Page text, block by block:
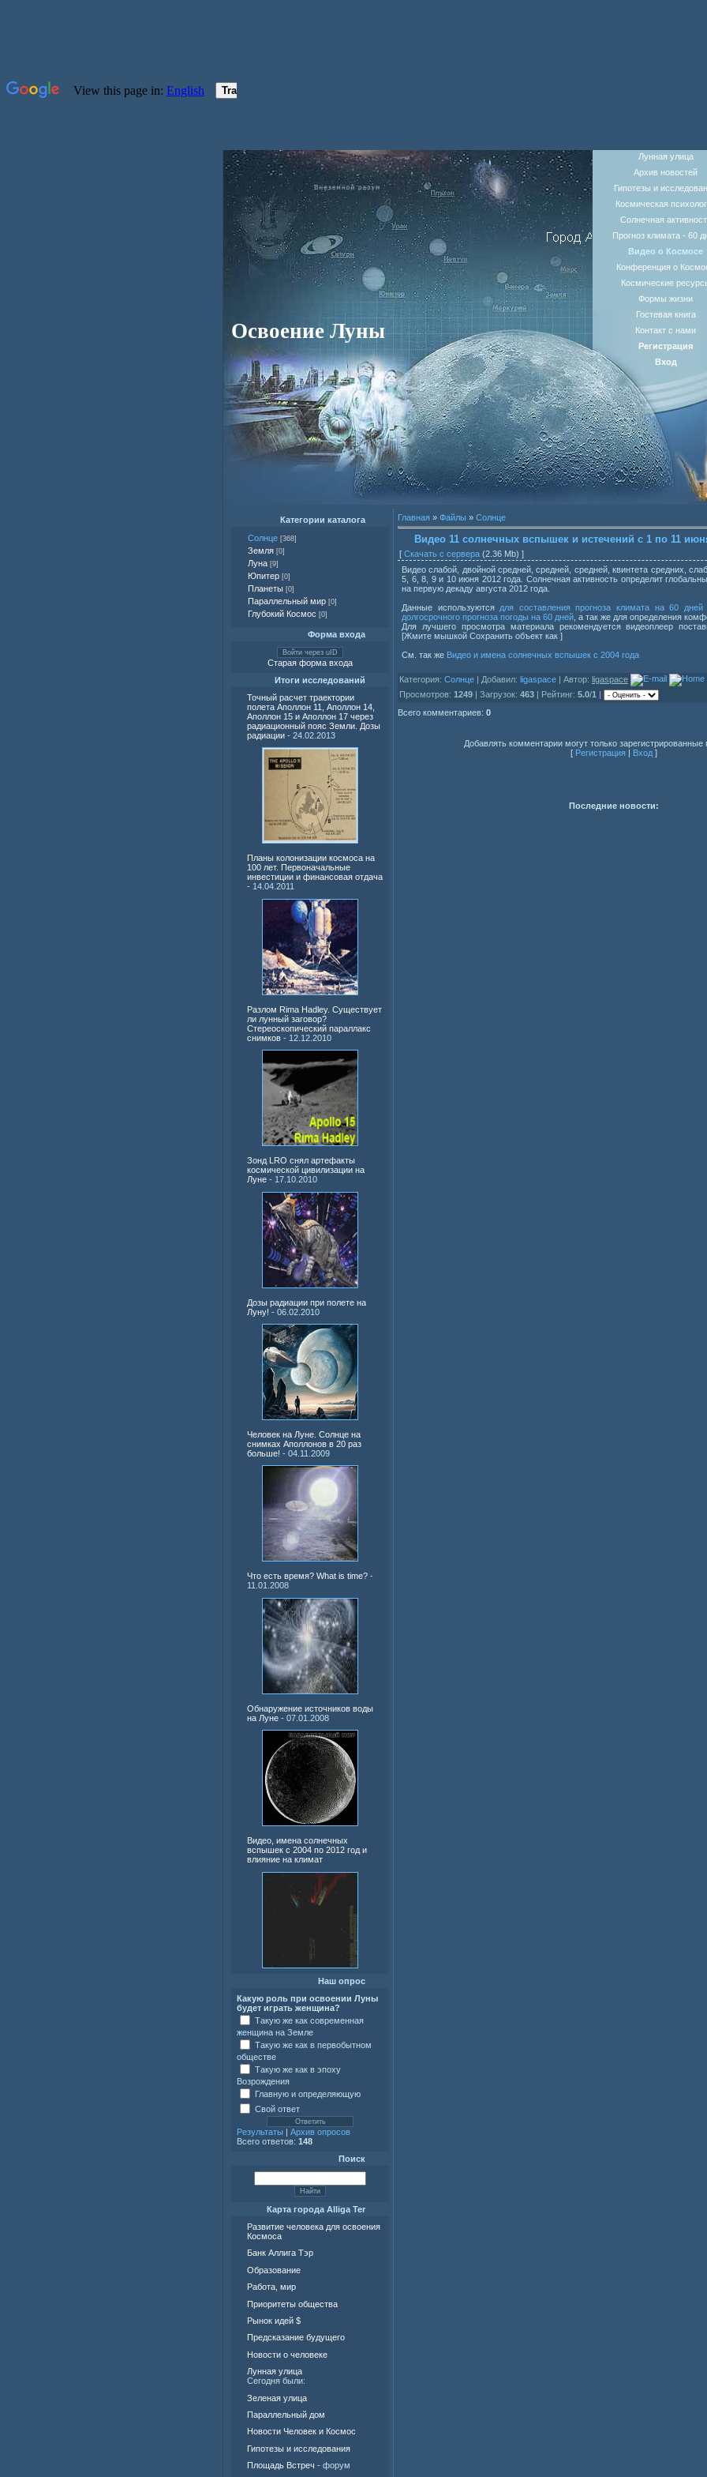
Освоение Луны
Лунная улица
Архив новостей
Гипотезы и
Космическая
Солнечная
Прогноз климата - 60
Видео о Космосе
Конференция о
Космические
Формы жизни
Гостевая книга
Контакт с нами
Регистрация
Вход
Категории каталога
Солнце [368]
Земля [0]
Луна [9]
Юпитер [0]
Планеты [0]
Параллельный мир [0]
Глубокий Космос [0]
Форма входа
Войти через uID
Старая форма входа
Итоги исследований
Точный расчет траектории
полета Аполлон 11, Аполлон 14,
Аполлон 15 и Аполлон 17 через
радиационный пояс Земли. Дозы
радиации - 24.02.2013
Планы колонизации космоса на
100 лет. Первоначальные
инвестиции и финансовая отдача
- 14.04.2011
Разлом Rima Hadley. Существует
ли лунный заговор?
Стереоскопический параллакс
снимков - 12.12.2010
Зонд LRO снял артефакты
космической цивилизации на
Луне - 17.10.2010
Дозы радиации при полете на
Луну! - 06.02.2010
Человек на Луне. Солнце на
снимках Аполлонов в 20 раз
больше! - 04.11.2009
Что есть время? What is time? -
11.01.2008
Обнаружение источников воды
на Луне - 07.01.2008
Видео, имена солнечных
вспышек с 2004 по 2012 год и
влияние на климат
Наш опрос
Какую роль при освоении Луны
будет играть женщина?
Такую же как современная
женщина на Земле
Такую же как в первобытном
обществе
Такую же как в эпоху
Возрождения
Главную и определяющую
Свой ответ
Результаты | Архив опросов
Всего ответов: 148
Поиск
Карта города Alliga Ter
Развитие человека для освоения
Космоса
Банк Аллига Тэр
Образование
Работа, мир
Приоритеты общества
Рынок идей $
Предсказание будущего
Новости о человеке
Лунная улица
Сегодня были:
Зеленая улица
Параллельный дом
Новости Человек и Космос
Гипотезы и исследования
Площадь Встреч - форум
Главная » Файлы » Солнце
Видео 11 солнечных вспышек и истечений с 1 по 11
[ Скачать с сервера (2.36 Mb) ]
Видео слабой, двойной средней, средней, средней, квинтета средних,
5, 6, 8, 9 и 10 июня 2012 года. Солнечная активность определит
на первую декаду августа 2012 года.
Данные используются для составления прогноза климата на 60 дней
долгосрочного прогноза погоды на 60 дней , а так же для определения
Для лучшего просмотра материала рекомендуется видеоплеер
[Жмите мышкой Сохранить объект как ]
См. так же Видео и имена солнечных вспышек с 2004 года
Категория: Солнце | Добавил: ligaspace | Автор: ligaspace
Просмотров: 1249 | Загрузок: 463 | Рейтинг: 5.0/1 |
Всего комментариев: 0
Добавлять комментарии могут только зарегистрированные
[ Регистрация| Вход]
Последние новости: